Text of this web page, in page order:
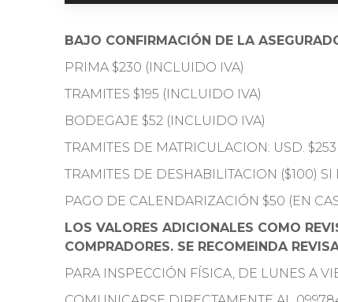
BAJO CONFIRMACIÓN DE LA
PRIMA $230 (INCLUIDO IVA)
TRAMITES $195 (INCLUIDO IVA)
BODEGAJE $52 (INCLUIDO IVA)
TRAMITES DE MATRICULACION: USD.
TRAMITES DE DESHABILITACION ($100) SI
PAGO DE CALENDARIZACIÓN $50 (EN
LOS VALORES ADICIONALES COMO
COMPRADORES. SE RECOMEINDA
PARA INSPECCIÓN FÍSICA, DE LUNES A